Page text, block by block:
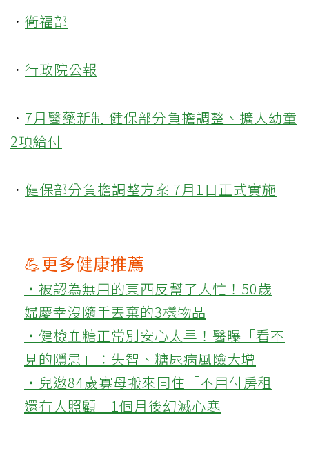
． 衛福部
． 行政院公報
． 7月醫藥新制 健保部分負擔調整、擴大幼童
2項給付
． 健保部分負擔調整方案 7月1日正式實施
💪更多健康推薦
‧被認為無用的東西反幫了大忙！50歲
婦慶幸沒隨手丟棄的3樣物品
‧健檢血糖正常別安心太早！醫曝「看不
見的隱患」：失智、糖尿病風險大增
‧兒邀84歲寡母搬來同住「不用付房租
還有人照顧」1個月後幻滅心寒